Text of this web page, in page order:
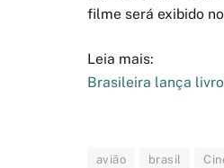
filme será exibido
Leia mais:
Brasileira lança
avião brasil